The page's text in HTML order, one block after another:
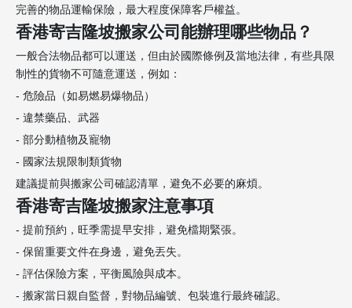
完善的物品運輸保險，最大程度保障客戶權益。
香港寄吉隆坡搬家公司能辦理哪些物品？
一般合法物品都可以運送，但由於國際條例及當地法律，有些具限
制性的貨物不可隨意運送，例如：
- 危險品（如易燃易爆物品）
- 違禁藥品、武器
- 部分動植物及寵物
- 國家法規限制類貨物
建議提前與搬家公司確認清單，避免不必要的麻煩。
香港寄吉隆坡搬家注意事項
- 提前預約，旺季需提早安排，避免檔期緊張。
- 保留重要文件在身邊，避免丟失。
- 評估保險方案，平衡風險與成本。
- 搬家當日親自監督，對物品編號、包裝進行最終確認。